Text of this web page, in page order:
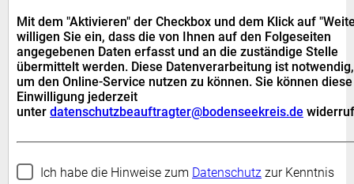
Mit dem "Aktivieren" der Checkbox und dem Klick auf
willigen Sie ein, dass die von Ihnen auf den Folgeseiten
angegebenen Daten erfasst und an die zuständige Stelle
übermittelt werden. Diese Datenverarbeitung ist notwendig,
um den Online-Service nutzen zu können. Sie können diese
Einwilligung jederzeit
unter datenschutzbeauftragter@bodenseekreis.de
Ich habe die Hinweise zum Datenschutz zur Kenntnis